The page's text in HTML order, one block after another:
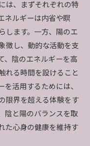
高めるコツ
ファメーションの関
アルなエネルギーに
影響
ネルギーの関係
ンス
ためのヒント
は、まずそれぞれの特
ネルギーは内省や瞑
します。一方、陽のエ
徴し、動的な活動を支
、陰のエネルギーを高
れる時間を設けること
活用するためには、
限界を超える体験をす
陰と陽のバランスを取
た心身の健康を維持す